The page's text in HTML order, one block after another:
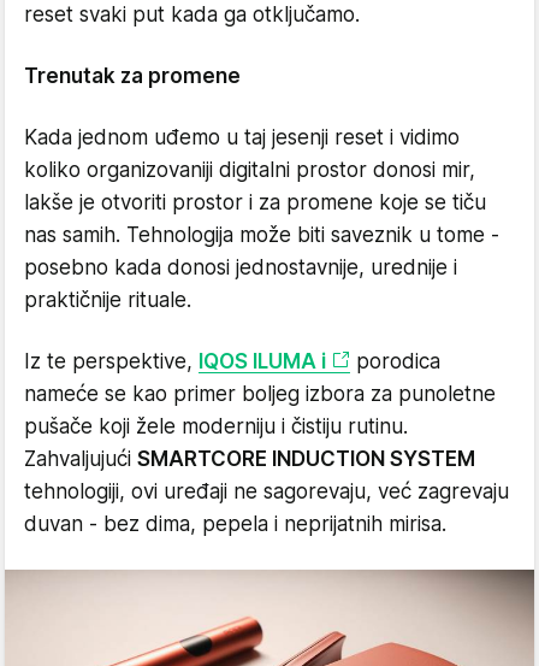
reset svaki put kada ga otključamo.
Trenutak za promene
Kada jednom uđemo u taj jesenji reset i vidimo
koliko organizovaniji digitalni prostor donosi mir,
lakše je otvoriti prostor i za promene koje se tiču
nas samih. Tehnologija može biti saveznik u tome -
posebno kada donosi jednostavnije, urednije i
praktičnije rituale.
Iz te perspektive, IQOS ILUMA i
porodica
nameće se kao primer boljeg izbora za punoletne
pušače koji žele moderniju i čistiju rutinu.
Zahvaljujući SMARTCORE INDUCTION SYSTEM
tehnologiji, ovi uređaji ne sagorevaju, već zagrevaju
duvan - bez dima, pepela i neprijatnih mirisa.